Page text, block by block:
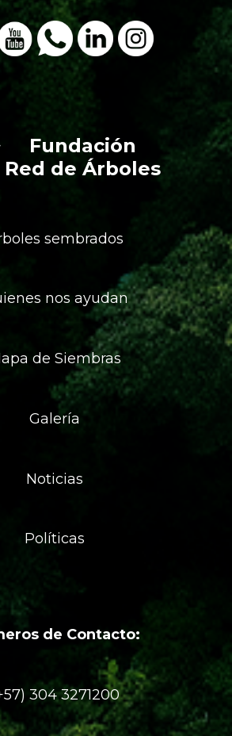
Fundación
Red de Árboles
sembrados
nos ayudan
de Siembras
Galería
Noticias
Políticas
de Contacto:
304 3271200